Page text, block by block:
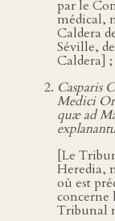
par le
médical,
Caldera
Séville,
Caldera]
Casparis
Medici
quæ ad
[Le
Heredia,
où est
concerne
Tribunal